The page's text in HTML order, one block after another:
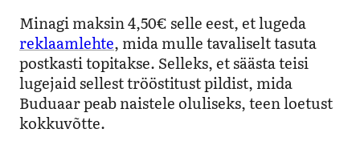
Minagi maksin 4,50€ selle eest, et lugeda
reklaamlehte, mida mulle tavaliselt tasuta
postkasti topitakse. Selleks, et säästa teisi
lugejaid sellest trööstitust pildist, mida
Buduaar peab naistele oluliseks, teen loetust
kokkuvõtte.